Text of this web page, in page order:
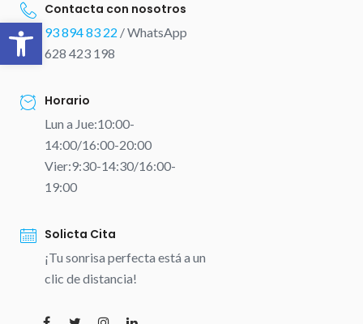
Abrir barra de herramientas
Contacta con nosotros
93 894 83 22 / WhatsApp
628 423 198
Horario
Lun a Jue:10:00-
14:00/16:00-20:00
Vier:9:30-14:30/16:00-
19:00
Solicta Cita
¡Tu sonrisa perfecta está a un
clic de distancia!